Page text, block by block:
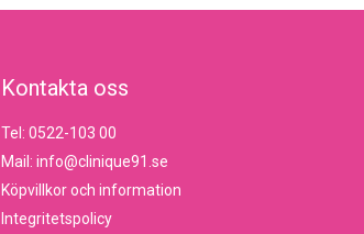
Kontakta oss
Tel: 0522-103 00
Mail: info@clinique91.se
Köpvillkor och information
Integritetspolicy